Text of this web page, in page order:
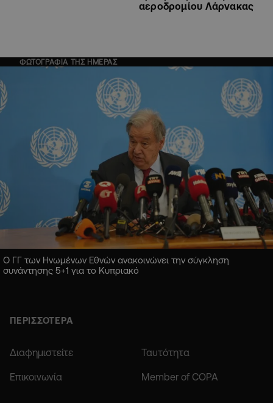
αεροδρομίου Λάρνακας
ΦΩΤΟΓΡΑΦΙΑ ΤΗΣ ΗΜΕΡΑΣ
Ο ΓΓ των Ηνωμένων Εθνών ανακοινώνει την σύγκληση
συνάντησης 5+1 για το Κυπριακό
ΠΕΡΙΣΣΟΤΕΡΑ
Διαφημιστείτε Ταυτότητα
Επικοινωνία Member of COPA